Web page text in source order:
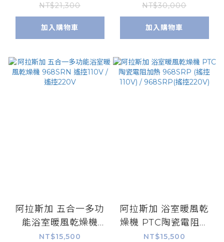
NT$21,300
加入購物車
頭)
NT$30,000
加入購物車
阿拉斯加 五合一多功
能浴室暖風乾燥機
968SRN 遙控110V /NT$15,500
阿拉斯加 浴室暖風乾
燥機 PTC陶瓷電阻加
熱 968SRP (搖控
NT$15,500